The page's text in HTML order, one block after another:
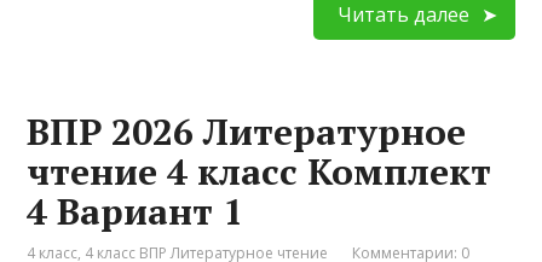
Читать далее
ВПР 2026 Литературное
чтение 4 класс Комплект
4 Вариант 1
4 класс, 4 класс ВПР Литературное чтение Комментарии: 0